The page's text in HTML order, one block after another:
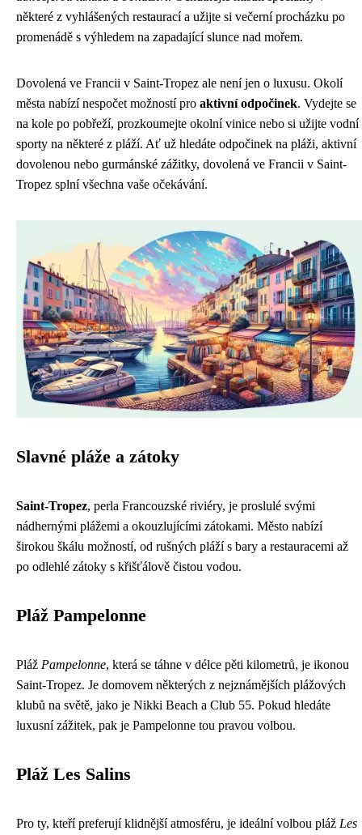
některé z vyhlášených restaurací a užijte si večerní procházku po
promenádě s výhledem na zapadající slunce nad mořem.
Dovolená ve Francii v Saint-Tropez ale není jen o luxusu. Okolí
města nabízí nespočet možností pro aktivní odpočinek. Vydejte se
na kole po pobřeží, prozkoumejte okolní vinice nebo si užijte vodní
sporty na některé z pláží. Ať už hledáte odpočinek na pláži, aktivní
dovolenou nebo gurmánské zážitky, dovolená ve Francii v Saint-
Tropez splní všechna vaše očekávání.
Slavné pláže a zátoky
Saint-Tropez, perla Francouzské riviéry, je proslulé svými
nádhernými plážemi a okouzlujícími zátokami. Město nabízí
širokou škálu možností, od rušných pláží s bary a restauracemi až
po odlehlé zátoky s křišťálově čistou vodou.
Pláž Pampelonne
Pláž Pampelonne, která se táhne v délce pěti kilometrů, je ikonou
Saint-Tropez. Je domovem některých z nejznámějších plážových
klubů na světě, jako je Nikki Beach a Club 55. Pokud hledáte
luxusní zážitek, pak je Pampelonne tou pravou volbou.
Pláž Les Salins
Pro ty, kteří preferují klidnější atmosféru, je ideální volbou pláž Les